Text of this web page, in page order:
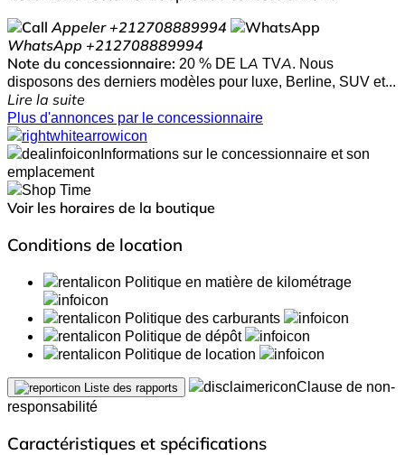
Appeler +212708889994
WhatsApp +212708889994
Note du concessionnaire: 20 % DE LA TVA. Nous
disposons des derniers modèles pour luxe, Berline, SUV et...
Lire la suite
Plus d'annonces par le concessionnaire
Informations sur le concessionnaire et son
emplacement
Voir les horaires de la boutique
Conditions de location
Politique en matière de kilométrage
Politique des carburants
Politique de dépôt
Politique de location
Liste des rapports
Clause de non-
responsabilité
Caractéristiques et spécifications